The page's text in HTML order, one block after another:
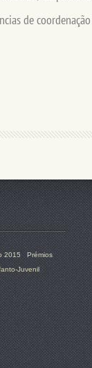
de
2015
Prémios
Juvenil